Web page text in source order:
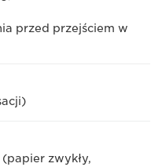
przed przejściem w
zwykły,